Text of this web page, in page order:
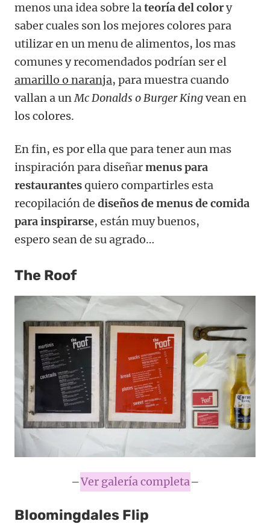
menos una idea sobre lateoría del colory
saber cuales son los mejores colores para
utilizar en un menu de alimentos, los mas
comunes y recomendados podrían ser el
amarillo o naranja, para muestra cuando
vallan a unMc Donalds o Burger Kingvean en
los colores.
En fin, es por ella que para tener aun mas
inspiración para diseñarmenus para
restaurantesquiero compartirles esta
recopilación de diseños de menus de comida
para inspirarse, están muy buenos,
espero sean de su agrado…
The Roof
–Ver galería completa–
Bloomingdales Flip